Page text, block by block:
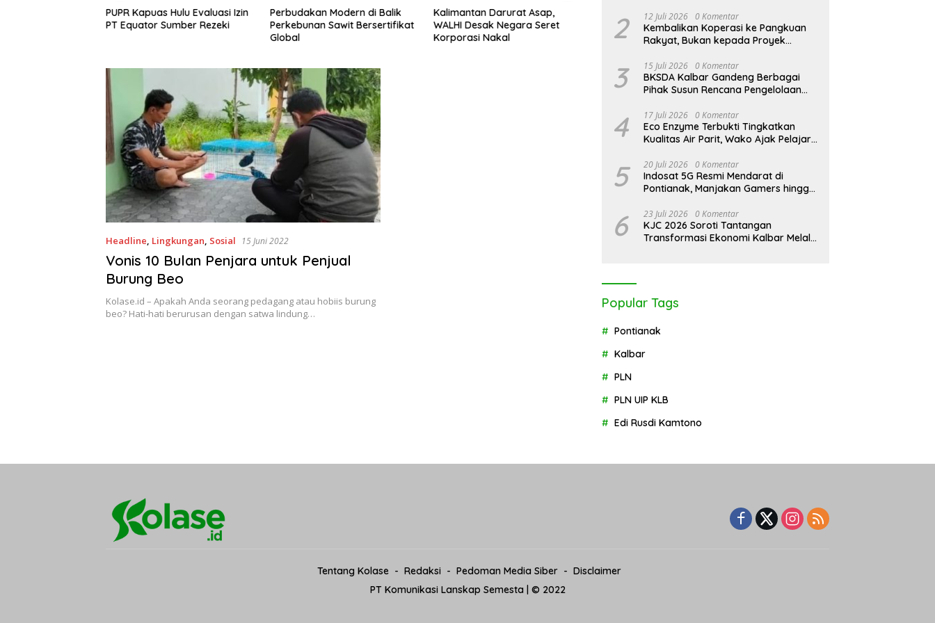
PUPR Kapuas Hulu Evaluasi Izin
PT Equator Sumber Rezeki
Perbudakan Modern di Balik
Perkebunan Sawit Bersertifikat
Global
Kalimantan Darurat Asap,
WALHI Desak Negara Seret
Korporasi Nakal
KJC 2026: Peringati Hari
Mangrove Sedunia di Medan
Mas, Kolaborasi Lintas Elemen
Tegaskan Pentingnya Jaga
Benteng Pesisir Kalbar
APBDes, Kades Medan Mas
Ajak Lintas Elemen Bersatu
Jaga Kawasan Mangrove
Headline, Lingkungan, Sosial 15 Juni 2022
Vonis 10 Bulan Penjara untuk Penjual
Burung Beo
Kolase.id – Apakah Anda seorang pedagang atau hobiis burung
beo? Hati-hati berurusan dengan satwa lindung…
Sisik Haram
2 12 Juli 2026 0 Komentar
Kembalikan Koperasi ke Pangkuan
Rakyat, Bukan kepada Proyek
3 15 Juli 2026 0 Komentar
BKSDA Kalbar Gandeng Berbagai
Pihak Susun Rencana Pengelolaan
Karimata 2027-2036
4 17 Juli 2026 0 Komentar
Eco Enzyme Terbukti Tingkatkan
Kualitas Air Parit, Wako Ajak Pelajar
5 20 Juli 2026 0 Komentar
Indosat 5G Resmi Mendarat di
Pontianak, Manjakan Gamers hingga
6 23 Juli 2026 0 Komentar
KJC 2026 Soroti Tantangan
Transformasi Ekonomi Kalbar Melalui
Popular Tags
Pontianak
Kalbar
PLN
PLN UIP KLB
Edi Rusdi Kamtono
Tentang Kolase Redaksi Pedoman Media Siber
Disclaimer
PT Komunikasi Lanskap Semesta | © 2022